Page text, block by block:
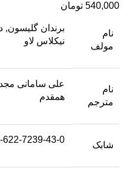
540,000 تومان
نام
مولف
برندان گلیسون,
نیکلاس لاو
نام
مترجم
علی سامانی
همقدم
شابک
622-7239-43-0